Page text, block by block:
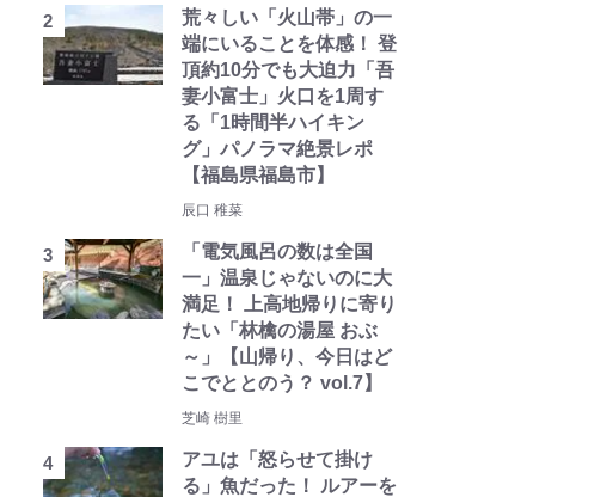
荒々しい「火山帯」の一
端にいることを体感！ 登
頂約10分でも大迫力「吾
妻小富士」火口を1周す
る「1時間半ハイキン
グ」パノラマ絶景レポ
【福島県福島市】
辰口 稚菜
「電気風呂の数は全国
一」温泉じゃないのに大
満足！ 上高地帰りに寄り
たい「林檎の湯屋 おぶ
～」【山帰り、今日はど
こでととのう？ vol.7】
芝崎 樹里
アユは「怒らせて掛け
る」魚だった！ ルアーを